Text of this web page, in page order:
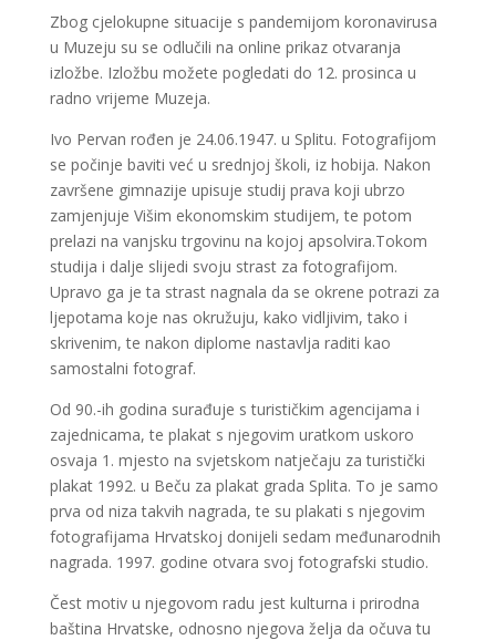
Zbog cjelokupne situacije s pandemijom koronavirusa
u Muzeju su se odlučili na online prikaz otvaranja
izložbe. Izložbu možete pogledati do 12. prosinca u
radno vrijeme Muzeja.
Ivo Pervan rođen je 24.06.1947. u Splitu. Fotografijom
se počinje baviti već u srednjoj školi, iz hobija. Nakon
završene gimnazije upisuje studij prava koji ubrzo
zamjenjuje Višim ekonomskim studijem, te potom
prelazi na vanjsku trgovinu na kojoj apsolvira.Tokom
studija i dalje slijedi svoju strast za fotografijom.
Upravo ga je ta strast nagnala da se okrene potrazi za
ljepotama koje nas okružuju, kako vidljivim, tako i
skrivenim, te nakon diplome nastavlja raditi kao
samostalni fotograf.
Od 90.-ih godina surađuje s turističkim agencijama i
zajednicama, te plakat s njegovim uratkom uskoro
osvaja 1. mjesto na svjetskom natječaju za turistički
plakat 1992. u Beču za plakat grada Splita. To je samo
prva od niza takvih nagrada, te su plakati s njegovim
fotografijama Hrvatskoj donijeli sedam međunarodnih
nagrada. 1997. godine otvara svoj fotografski studio.
Čest motiv u njegovom radu jest kulturna i prirodna
baština Hrvatske, odnosno njegova želja da očuva tu